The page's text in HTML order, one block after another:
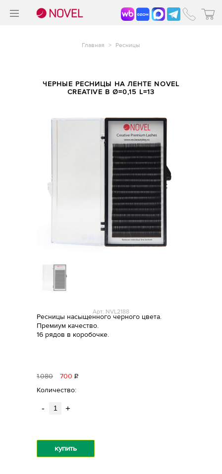
Главная > Ресницы
ЧЕРНЫЕ РЕСНИЦЫ НА ЛЕНТЕ NOVEL
CREATIVE B Ø=0,15 L=13
Арт: NVL2188
Ресницы насыщенного черного цвета.
Премиум качество.
16 рядов в коробочке.
1080 700 Р
Количество:
- +
купить